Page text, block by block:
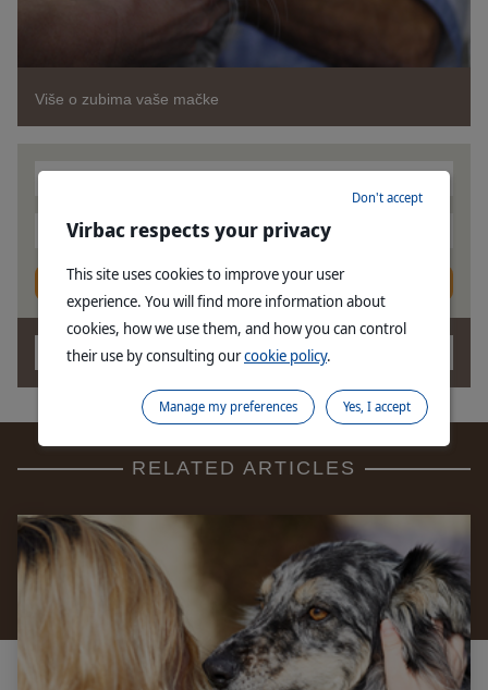
Više o zubima vaše mačke
kategorija
Pronađite proizvod
RELATED ARTICLES
Virbac respects your privacy
This site uses cookies to improve your user
experience. You will find more information about
cookies, how we use them, and how you can control
their use by consulting ourcookie policy.
Don't accept
Yes, I accept
Manage my preferences